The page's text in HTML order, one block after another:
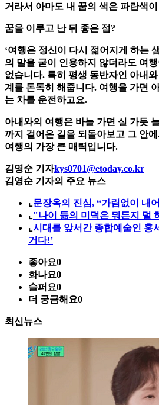
거라서 아마도 내 꿈의 색은 파란색
꿈을 이루고 난 뒤 좋은 점?
‘여행은 정신이 다시 젊어지게 하는
의 말을 굳이 인용하지 않더라도 여
없습니다. 특히 평생 동반자인 아내
계를 돈독히 해줍니다. 여행을 가면
는 차를 운전하고요.
아내와의 여행은 바늘 가면 실 가듯
까지 걸어온 길을 되돌아보고 그 안
여행의 가장 큰 매력입니다.
김영순 기자kys0701@etoday.co.kr
김영순 기자의 주요 뉴스
⌞ 문장옥의 진심, “가림없이 내
⌞ "나이 듦의 미덕은 뭐든지 덜
⌞ 시대를 앞서간 종합예술인 홍
거다!’
좋아요0
화나요0
슬퍼요0
더 궁금해요0
최신뉴스